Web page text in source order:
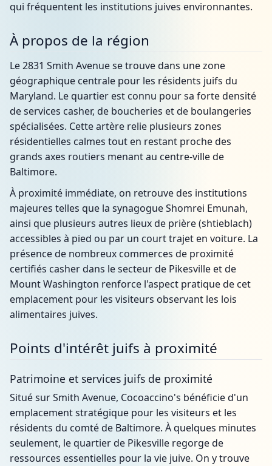
qui fréquentent les institutions juives environnantes.
À propos de la région
Le 2831 Smith Avenue se trouve dans une zone
géographique centrale pour les résidents juifs du
Maryland. Le quartier est connu pour sa forte densité
de services casher, de boucheries et de boulangeries
spécialisées. Cette artère relie plusieurs zones
résidentielles calmes tout en restant proche des
grands axes routiers menant au centre-ville de
Baltimore.
À proximité immédiate, on retrouve des institutions
majeures telles que la synagogue Shomrei Emunah,
ainsi que plusieurs autres lieux de prière (shtieblach)
accessibles à pied ou par un court trajet en voiture. La
présence de nombreux commerces de proximité
certifiés casher dans le secteur de Pikesville et de
Mount Washington renforce l'aspect pratique de cet
emplacement pour les visiteurs observant les lois
alimentaires juives.
Points d'intérêt juifs à proximité
Patrimoine et services juifs de proximité
Situé sur Smith Avenue, Cocoaccino's bénéficie d'un
emplacement stratégique pour les visiteurs et les
résidents du comté de Baltimore. À quelques minutes
seulement, le quartier de Pikesville regorge de
ressources essentielles pour la vie juive. On y trouve